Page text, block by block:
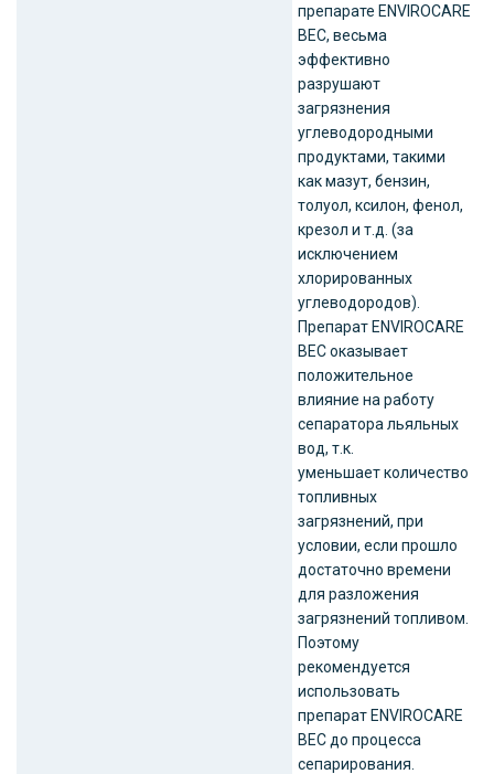
препарате ENVIROCARE
BEC, весьма
эффективно
разрушают
загрязнения
углеводородными
продуктами, такими
как мазут, бензин,
толуол, ксилон, фенол,
крезол и т.д. (за
исключением
хлорированных
углеводородов).
Препарат ENVIROCARE
BEC оказывает
положительное
влияние на работу
сепаратора льяльных
вод, т.к.
уменьшает количество
топливных
загрязнений, при
условии, если прошло
достаточно времени
для разложения
загрязнений топливом.
Поэтому
рекомендуется
использовать
препарат ENVIROCARE
BEC до процесса
сепарирования.